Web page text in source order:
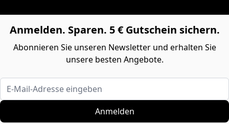
Anmelden. Sparen. 5 € Gutschein sichern.
Abonnieren Sie unseren Newsletter und erhalten Sie
unsere besten Angebote.
E-Mail-Adresse eingeben
Anmelden